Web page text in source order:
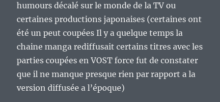
humours décalé sur le monde de la TV ou
certaines productions japonaises (certaines ont
été un peut coupées Il y a quelque temps la
chaine manga rediffusait certains titres avec les
parties coupées en VOST force fut de constater
que il ne manque presque rien par rapport a la
version diffusée a l’époque)